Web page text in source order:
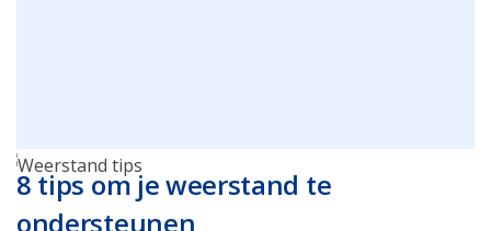
8 tips om je weerstand te
ondersteunen